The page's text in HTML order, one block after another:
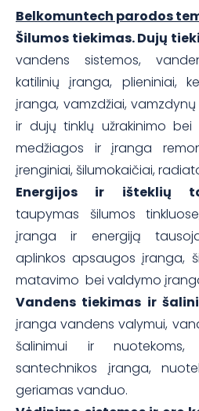
Belkomuntech parodos
Šilumos tiekimas. Dujų
vandens sistemos,
katilinių įranga, plieniniai,
įranga, vamzdžiai,
ir dujų tinklų užrakinimo bei
medžiagos ir įranga
įrenginiai, šilumokaičiai,
Energijos ir išteklių
taupymas šilumos
įranga ir energiją
aplinkos apsaugos įranga,
matavimo bei valdymo
Vandens tiekimas ir
įranga vandens valymui,
šalinimui ir nuotekoms,
santechnikos įranga,
geriamas vanduo.